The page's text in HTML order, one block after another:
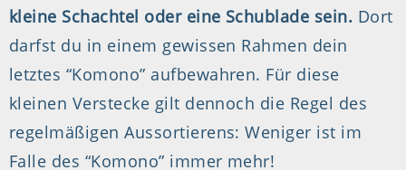
kleine Schachtel oder eine Schublade sein. Dort
darfst du in einem gewissen Rahmen dein
letztes “Komono” aufbewahren. Für diese
kleinen Verstecke gilt dennoch die Regel des
regelmäßigen Aussortierens: Weniger ist im
Falle des “Komono” immer mehr!